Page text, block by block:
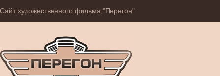
Сайт художественного фильма "Перегон"